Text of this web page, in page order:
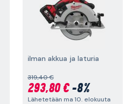
ilman akkua ja laturia
319,40 €
293,80 €-8%
Lähetetään ma 10. elokuuta